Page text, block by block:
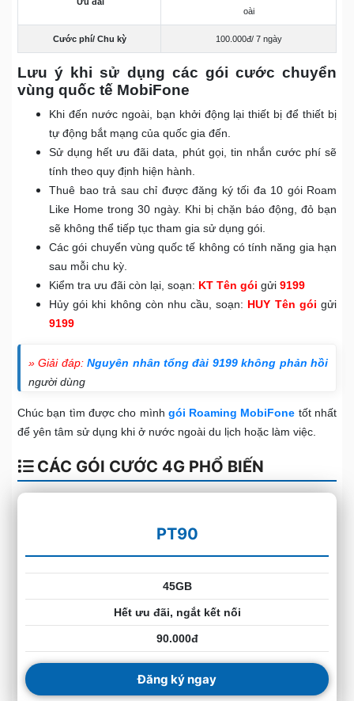
oài
Cước phí/ Chu kỳ 100.000đ/ 7 ngày
Lưu ý khi sử dụng các gói cước chuyển
vùng quốc tế MobiFone
Khi đến nước ngoài, bạn khởi động lại thiết bị để thiết bị
tự động bắt mạng của quốc gia đến.
Sử dụng hết ưu đãi data, phút gọi, tin nhắn cước phí sẽ
tính theo quy định hiện hành.
Thuê bao trả sau chỉ được đăng ký tối đa 10 gói Roam
Like Home trong 30 ngày. Khi bị chặn báo động, đỏ bạn
sẽ không thể tiếp tục tham gia sử dụng gói.
Các gói chuyển vùng quốc tế không có tính năng gia hạn
sau mỗi chu kỳ.
Kiểm tra ưu đãi còn lại, soạn: KT Tên gói gửi 9199
Hủy gói khi không còn nhu cầu, soạn: HUY Tên gói gửi
9199
» Giải đáp: Nguyên nhân tổng đài 9199 không phản hồi
người dùng
Chúc bạn tìm được cho mình gói Roaming MobiFone tốt nhất
để yên tâm sử dụng khi ở nước ngoài du lịch hoặc làm việc.
CÁC GÓI CƯỚC 4G PHỔ BIẾN
PT90
45GB
Hết ưu đãi, ngắt kết nối
90.000đ
Đăng ký ngay